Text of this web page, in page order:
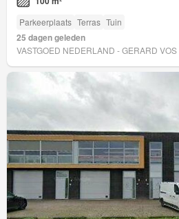
Parkeerplaats Terras Tuin
25 dagen geleden